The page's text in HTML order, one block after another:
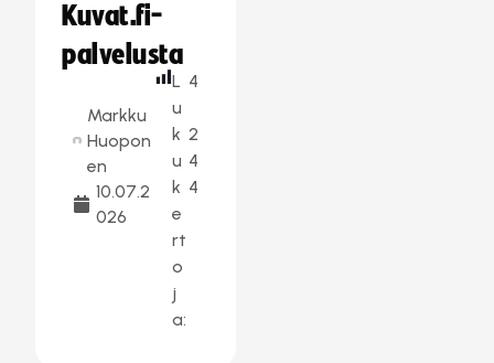
Kuvat.fi-
palvelusta
Markku
Huopon
en
10.07.2
026
L
u
k
u
k
e
rt
o
j
a:
4
2
4
4